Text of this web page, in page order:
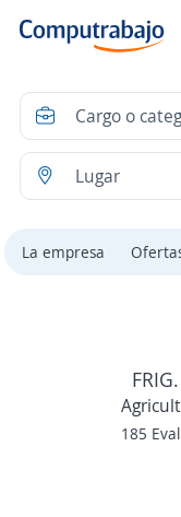
La empresa
185